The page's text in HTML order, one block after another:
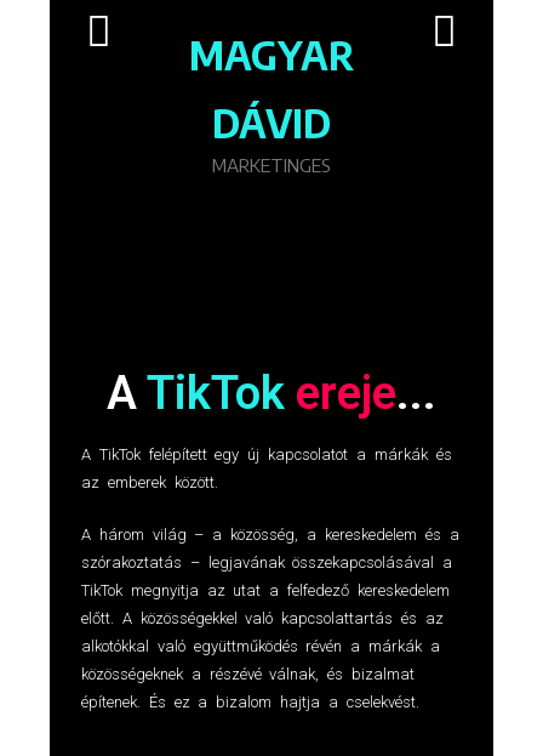
MAGYAR
DÁVID
MARKETINGES
ATikTok ereje...
A TikTok felépített egy új kapcsolatot a márkák és
az emberek között.
A három világ – a közösség, a kereskedelem és a
szórakoztatás – legjavának összekapcsolásával a
TikTok megnyitja az utat a felfedező kereskedelem
előtt. A közösségekkel való kapcsolattartás és az
alkotókkal való együttműködés révén a márkák a
közösségeknek a részévé válnak, és bizalmat
építenek. És ez a bizalom hajtja a cselekvést.